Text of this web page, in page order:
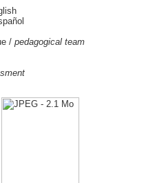
/ pedagogical team